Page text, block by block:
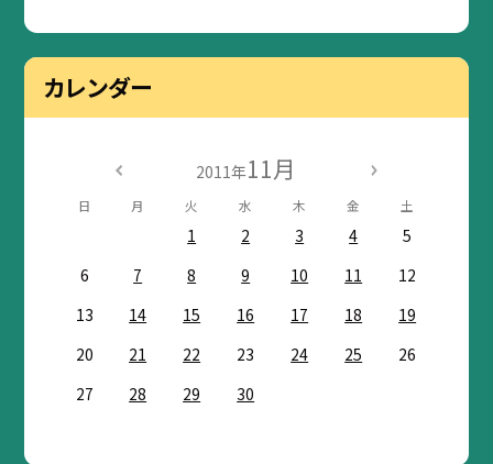
カレンダー
2011年11月
日 月 火 水 木 金 土
1 2 3 4
5
6
7 8 9 10 11
12
13
14 15 16 17 18
19
20
21 22 23 24 25
26
27
28 29 30